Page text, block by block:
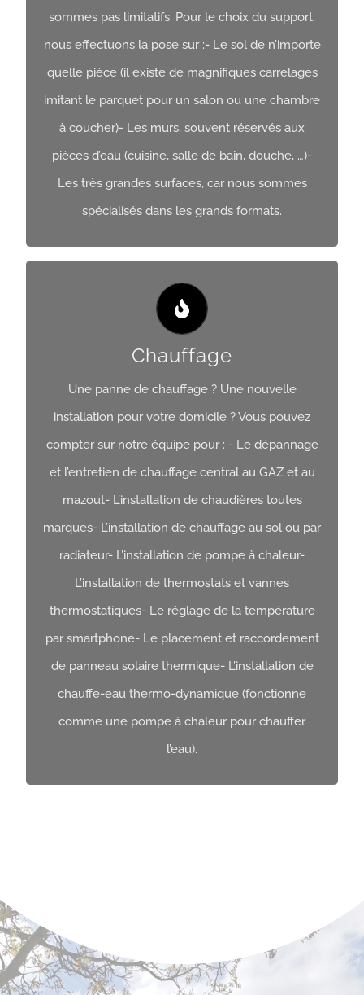
sommes pas limitatifs. Pour le choix du support,
nous effectuons la pose sur :- Le sol de n’importe
quelle pièce (il existe de magnifiques carrelages
imitant le parquet pour un salon ou une chambre
à coucher)- Les murs, souvent réservés aux
pièces d’eau (cuisine, salle de bain, douche, …)-
Les très grandes surfaces, car nous sommes
spécialisés dans les grands formats.
Carrelage
Obtenir Un Devis
Chauffage
Une panne de chauffage ? Une nouvelle
installation pour votre domicile ? Vous pouvez
compter sur notre équipe pour : - Le dépannage
et l’entretien de chauffage central au GAZ et au
mazout- L’installation de chaudières toutes
marques- L’installation de chauffage au sol ou par
radiateur- L’installation de pompe à chaleur-
L’installation de thermostats et vannes
thermostatiques- Le réglage de la température
par smartphone- Le placement et raccordement
de panneau solaire thermique- L’installation de
chauffe-eau thermo-dynamique (fonctionne
comme une pompe à chaleur pour chauffer
l’eau).
Chauffage